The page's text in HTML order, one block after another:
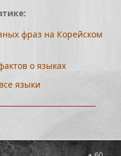
фраз на Корейском
о языках
языки